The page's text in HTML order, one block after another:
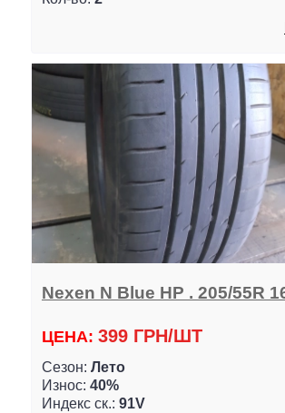
Nexen N Blue HP . 205/55R
ЦЕНА: 399 ГРН/ШТ
Сезон: Лето
Износ: 40%
Индекс ск.: 91V